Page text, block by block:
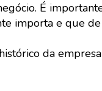
É
importa e que
da